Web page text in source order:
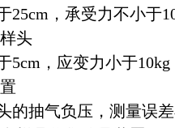
25cm，承受力不小于
头
5cm，应变力小于10kg
的抽气负压，测量误